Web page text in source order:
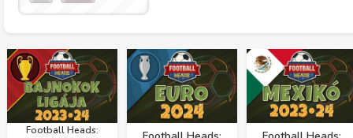
Football Heads: